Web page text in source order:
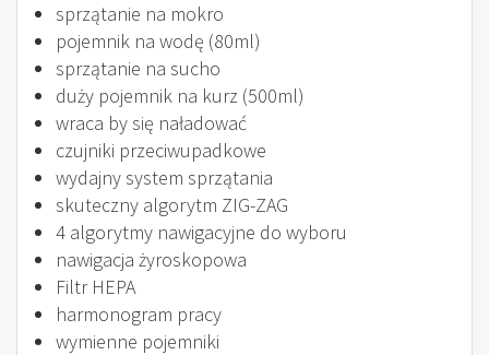
sprzątanie na mokro
pojemnik na wodę (80ml)
sprzątanie na sucho
duży pojemnik na kurz (500ml)
wraca by się naładować
czujniki przeciwupadkowe
wydajny system sprzątania
skuteczny algorytm ZIG-ZAG
4 algorytmy nawigacyjne do wyboru
nawigacja żyroskopowa
Filtr HEPA
harmonogram pracy
wymienne pojemniki